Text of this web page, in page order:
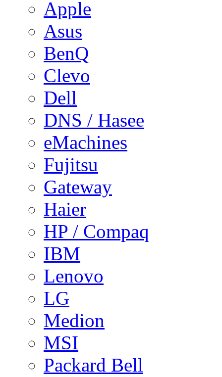
Apple
Asus
BenQ
Clevo
Dell
DNS / Hasee
eMachines
Fujitsu
Gateway
Haier
HP / Compaq
IBM
Lenovo
LG
Medion
MSI
Packard Bell